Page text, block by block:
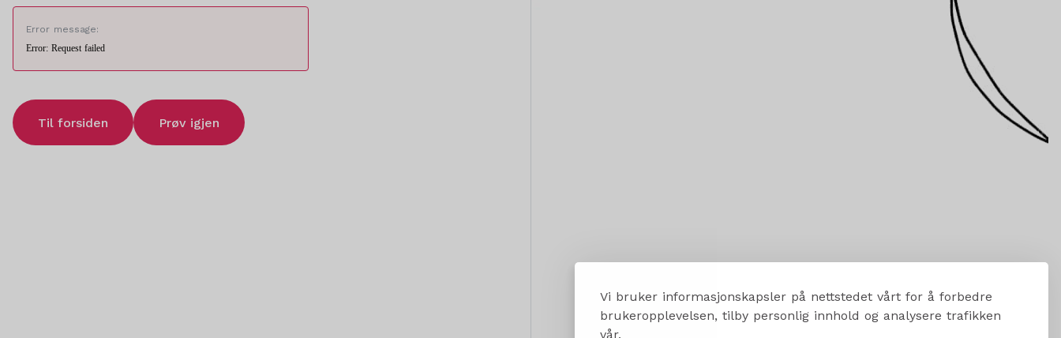
Vi bruker informasjonskapsler på nettstedet vårt for å forbedre
brukeropplevelsen, tilby personlig innhold og analysere trafikken
vår.
Error message:
Error: Request failed
Til forsiden Prøv igjen